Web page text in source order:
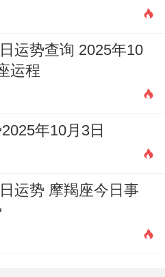
运势查询 2025年10
运程
年10月3日
运势 摩羯座今日事